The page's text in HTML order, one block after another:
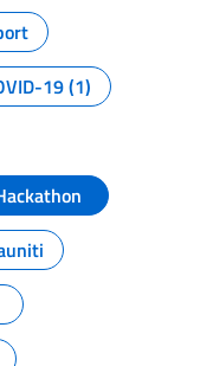
pagina
19 (1)